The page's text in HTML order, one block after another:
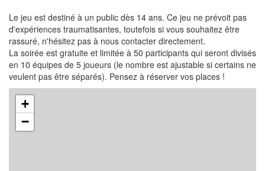
Le jeu est destiné à un public dès 14 ans. Ce jeu ne prévoit pas
d'expériences traumatisantes, toutefois si vous souhaitez être
rassuré, n'hésitez pas à nous contacter directement.
La soirée est gratuite et limitée à 50 participants qui seront divisés
en 10 équipes de 5 joueurs (le nombre est ajustable si certains ne
veulent pas être séparés). Pensez à réserver vos places !
+
−